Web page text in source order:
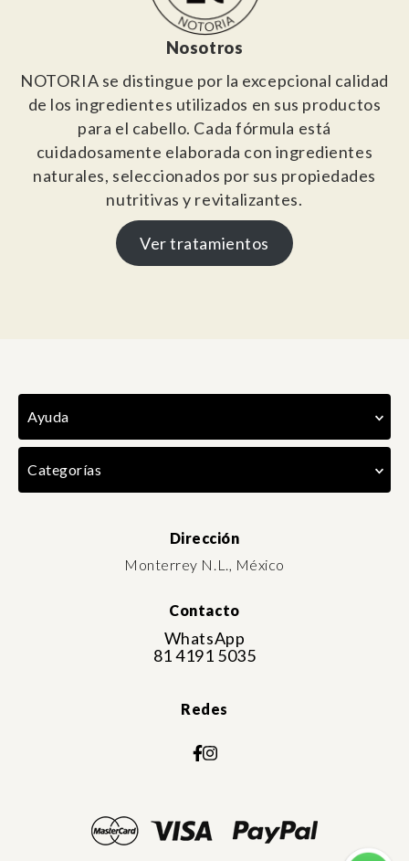
Nosotros
NOTORIA se distingue por la excepcional calidad
de los ingredientes utilizados en sus productos
para el cabello. Cada fórmula está
cuidadosamente elaborada con ingredientes
naturales, seleccionados por sus propiedades
nutritivas y revitalizantes.
Ver tratamientos
Ayuda
Categorías
Dirección
Monterrey N.L., México
Contacto
WhatsApp
81 4191 5035
Redes